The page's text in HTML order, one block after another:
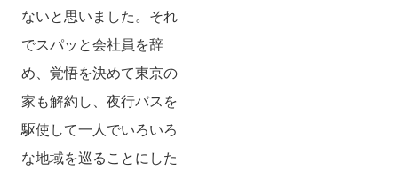
ないと思いました。それ
でスパッと会社員を辞
め、覚悟を決めて東京の
家も解約し、夜行バスを
駆使して一人でいろいろ
な地域を巡ることにした